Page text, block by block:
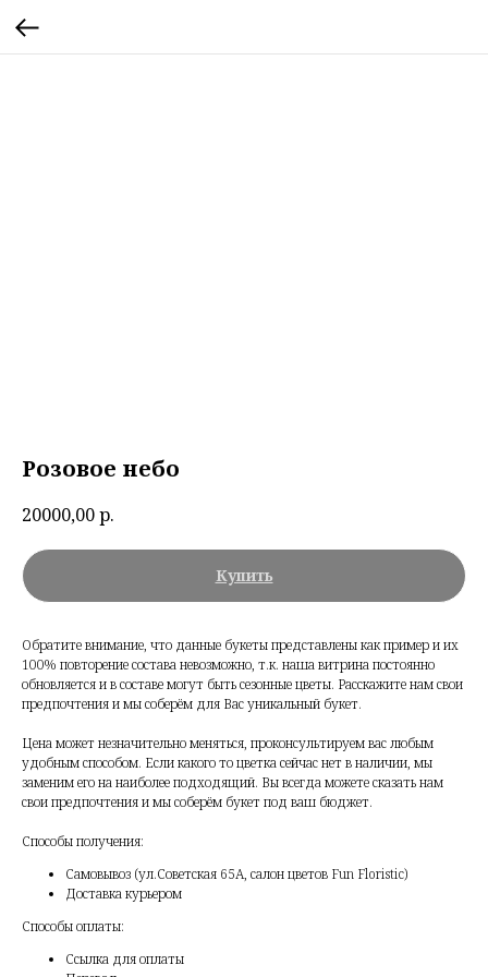
Розовое небо
20000,00р.
Купить
Обратите внимание, что данные букеты представлены как пример и их
100% повторение состава невозможно, т.к. наша витрина постоянно
обновляется и в составе могут быть сезонные цветы. Расскажите нам свои
предпочтения и мы соберём для Вас уникальный букет.
Цена может незначительно меняться, проконсультируем вас любым
удобным способом. Если какого то цветка сейчас нет в наличии, мы
заменим его на наиболее подходящий. Вы всегда можете сказать нам
свои предпочтения и мы соберём букет под ваш бюджет.
Способы получения:
Самовывоз (ул.Советская 65А, салон цветов Fun Floristic)
Доставка курьером
Способы оплаты:
Ссылка для оплаты